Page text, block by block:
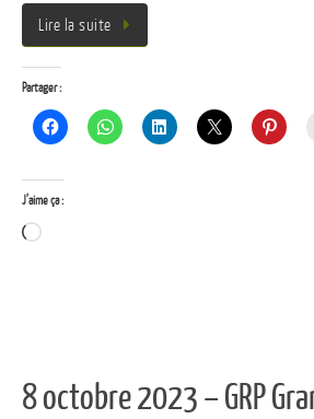
Lire la suite
Partager :
J’aime ça :
Chargement…
8 octobre 2023 – GRP